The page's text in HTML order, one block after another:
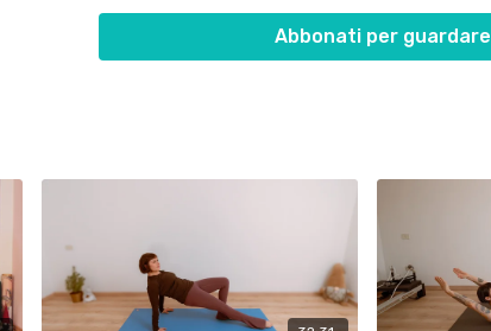
Abbonati per guardare